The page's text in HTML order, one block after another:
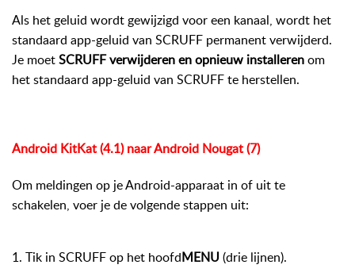
Als het geluid wordt gewijzigd voor een kanaal, wordt het
standaard app-geluid van SCRUFF permanent verwijderd.
Je moetSCRUFF verwijderen en opnieuw installerenom
het standaard app-geluid van SCRUFF te herstellen.
Android KitKat (4.1) naar Android Nougat (7)
Om meldingen op je Android-apparaat in of uit te
schakelen, voer je de volgende stappen uit:
1. Tik in SCRUFF op het hoofdMENU(drie lijnen).